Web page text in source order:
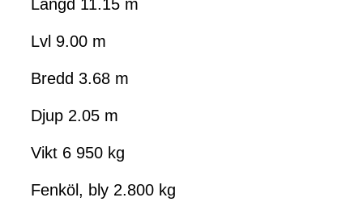
Längd 11.15 m
Lvl 9.00 m
Bredd 3.68 m
Djup 2.05 m
Vikt 6 950 kg
Fenköl, bly 2.800 kg